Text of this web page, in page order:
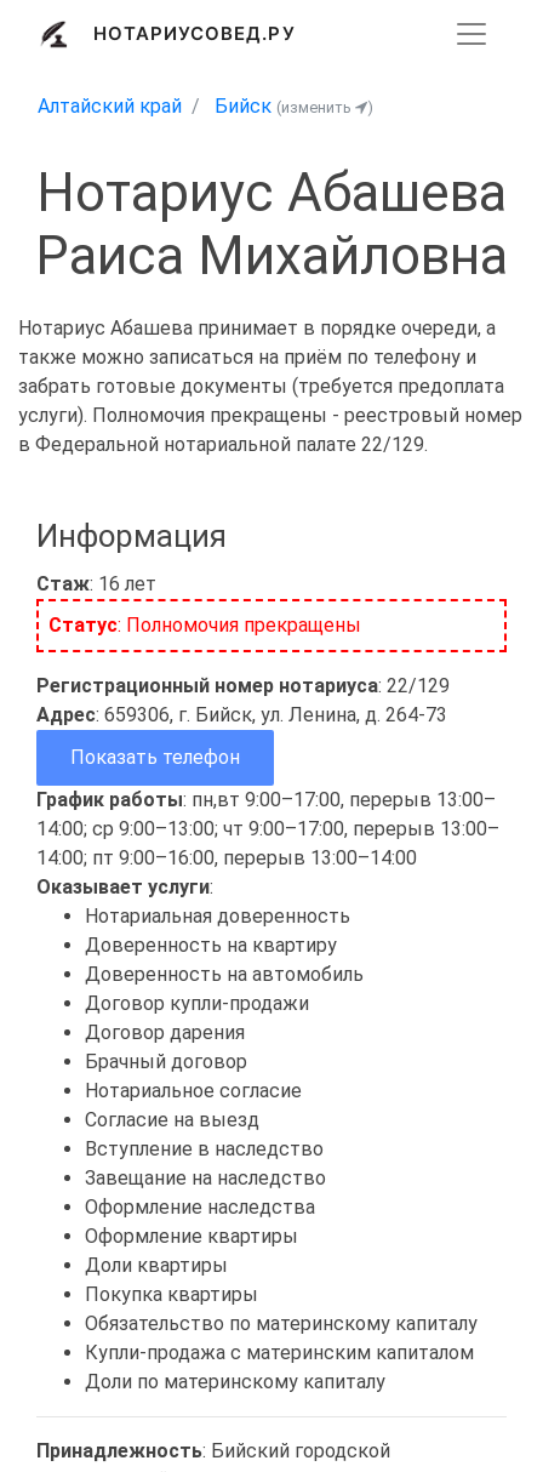
НОТАРИУСОВЕД.РУ
Алтайский край Бийск (изменить )
Нотариус Абашева
Раиса Михайловна
Нотариус Абашева принимает в порядке очереди, а
также можно записаться на приём по телефону и
забрать готовые документы (требуется предоплата
услуги). Полномочия прекращены - реестровый номер
в Федеральной нотариальной палате 22/129.
Информация
Стаж: 16 лет
Статус: Полномочия прекращены
Регистрационный номер нотариуса: 22/129
Адрес: 659306, г. Бийск, ул. Ленина, д. 264-73
Показать телефон
График работы: пн,вт 9:00–17:00, перерыв 13:00–
14:00; ср 9:00–13:00; чт 9:00–17:00, перерыв 13:00–
14:00; пт 9:00–16:00, перерыв 13:00–14:00
Оказывает услуги:
Нотариальная доверенность
Доверенность на квартиру
Доверенность на автомобиль
Договор купли-продажи
Договор дарения
Брачный договор
Нотариальное согласие
Согласие на выезд
Вступление в наследство
Завещание на наследство
Оформление наследства
Оформление квартиры
Доли квартиры
Покупка квартиры
Обязательство по материнскому капиталу
Купли-продажа с материнским капиталом
Доли по материнскому капиталу
Принадлежность: Бийский городской